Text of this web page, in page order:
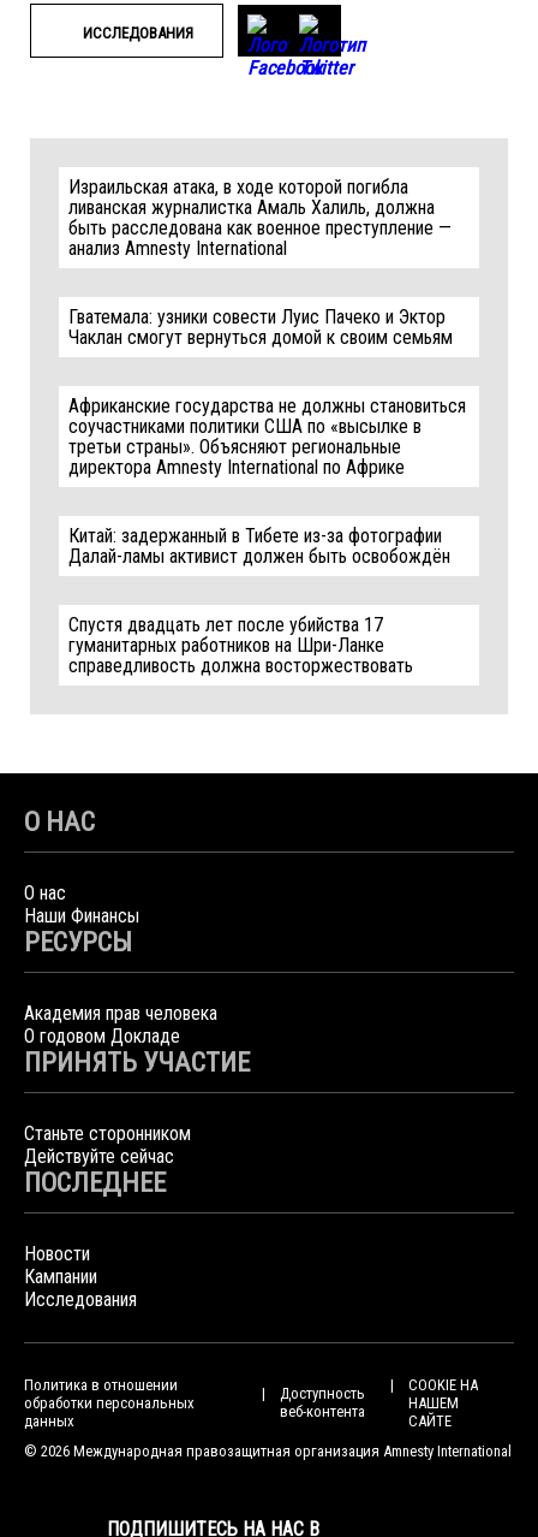
ИССЛЕДОВАНИЯ
Израильская атака, в ходе которой погибла
ливанская журналистка Амаль Халиль, должна
быть расследована как военное преступление —
анализ Amnesty International
Гватемала: узники совести Луис Пачеко и Эктор
Чаклан смогут вернуться домой к своим семьям
Африканские государства не должны становиться
соучастниками политики США по «высылке в
третьи страны». Объясняют региональные
директора Amnesty International по Африке
Китай: задержанный в Тибете из-за фотографии
Далай-ламы активист должен быть освобождён
Спустя двадцать лет после убийства 17
гуманитарных работников на Шри-Ланке
справедливость должна восторжествовать
О НАС
О нас
Наши Финансы
РЕСУРСЫ
Академия прав человека
О годовом Докладе
ПРИНЯТЬ УЧАСТИЕ
Станьте сторонником
Действуйте сейчас
ПОСЛЕДНЕЕ
Новости
Кампании
Исследования
Политика в отношении
обработки персональных
данных
Доступность
веб-контента
COOKIE НА
НАШЕМ
САЙТЕ
© 2026 Международная правозащитная организация Amnesty International
ПОДПИШИТЕСЬ НА НАС В